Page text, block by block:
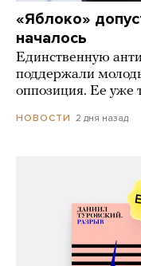
«Яблоко»
началось
Единственную
поддержали
оппозиция. Ее уже
НОВОСТИ 2 дня назад